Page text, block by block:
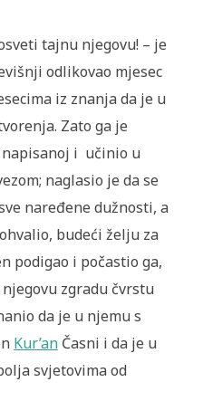
tajnu njegovu! – je
odlikovao mjesec
iz znanja da je u
Zato ga je
i učinio u
naglasio je da se
naređene dužnosti, a
budeći želju za
podigao i počastio ga,
zgradu čvrstu
da je u njemu s
Kur’anČasni i da je u
svjetovima od